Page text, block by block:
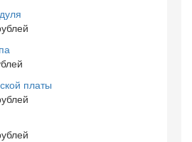
платы